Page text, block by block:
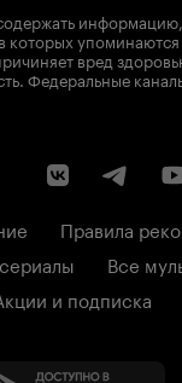
вред
Федеральные
Правила
Все
и подписка